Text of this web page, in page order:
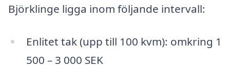
Björklinge ligga inom följande intervall:
Enlitet tak (upp till 100 kvm): omkring 1
500 – 3 000 SEK